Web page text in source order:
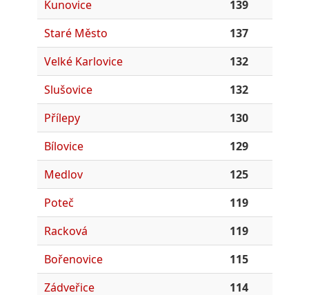
Kunovice
139
Staré Město
137
Velké Karlovice
132
Slušovice
132
Přílepy
130
Bílovice
129
Medlov
125
Poteč
119
Racková
119
Bořenovice
115
Zádveřice
114